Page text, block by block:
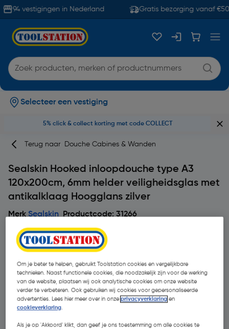
94 vestigingen in Nederland Gratis bezorging vanaf €50
Selecteer een vestiging
5% click & collect korting met code COLLECT
Terug naar Douche Cabines & Wanden
Sealskin Hooked inloopdouche type A3
120x200cm, 6mm helder veiligheidsglas met
antikalklaag Hoogglans zilver
Merk Sealskin Productcode: 31266
Om je beter te helpen, gebruikt Toolstation cookies en vergelijkbare
technieken. Naast functionele cookies, die noodzakelijk zijn voor de werking
van de website, plaatsen wij ook analytische cookies om onze website
verder te verbeteren. Ook gebruiken wij cookies voor gepersonaliseerde
advertenties. Lees hier meer over in onzeprivacyverklaring en
cookieverklaring.
Als je op 'Akkoord' klikt, dan geef je ons toestemming om alle cookies te